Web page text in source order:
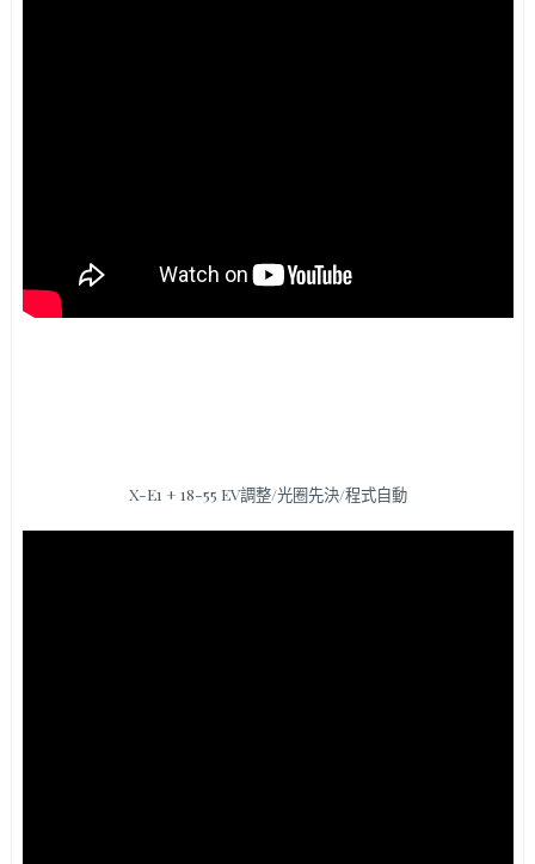
X-E1 + 18-55 EV調整/光圈先決/程式自動